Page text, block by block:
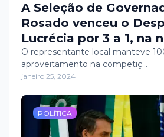
A Seleção de
Rosado venceu o
Lucrécia por 3 a 1, na
quarta-feira (24), e se
para as semifinais da
Regional de Futsal de
Afonso.
O representante local manteve
aproveitamento na competiç…
janeiro 25, 2024
POLÍTICA